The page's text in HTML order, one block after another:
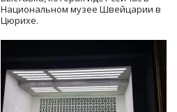
Национальном музее Швейцарии в
Цюрихе.